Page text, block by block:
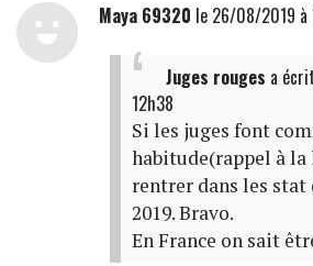
Maya 69320 le 26/08/2019 à
Juges rouges a écrit
12h38
Si les juges font
habitude(rappel à
rentrer dans les
2019. Bravo.
En France on sait